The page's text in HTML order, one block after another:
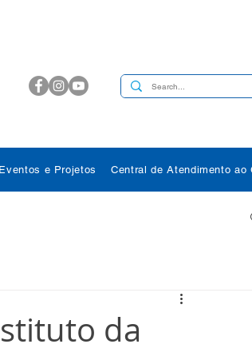
Eventos e Projetos Central de Atendimento ao
da